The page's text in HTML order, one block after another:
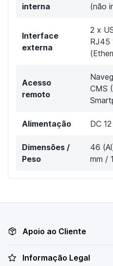
interna
(não
Interface
externa
2 x
RJ45
Acesso
remoto
CMS
Alimentação DC
Dimensões /
Peso
46
mm /
Apoio ao Cliente
Informação Legal